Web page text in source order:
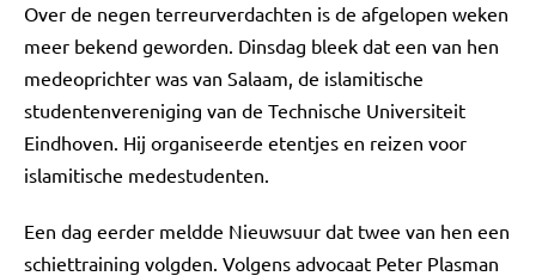
Over de negen terreurverdachten is de afgelopen weken
meer bekend geworden. Dinsdag bleek dat een van hen
medeoprichter was van Salaam, de islamitische
studentenvereniging van de Technische Universiteit
Eindhoven. Hij organiseerde etentjes en reizen voor
islamitische medestudenten.
Een dag eerder meldde Nieuwsuur dat twee van hen een
schiettraining volgden. Volgens advocaat Peter Plasman